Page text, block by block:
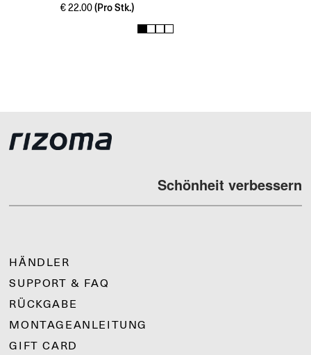
€22.00 (Pro Stk.)
1 2 3 4
Schönheit verbessern
HÄNDLER
SUPPORT & FAQ
RÜCKGABE
MONTAGEANLEITUNG
GIFT CARD